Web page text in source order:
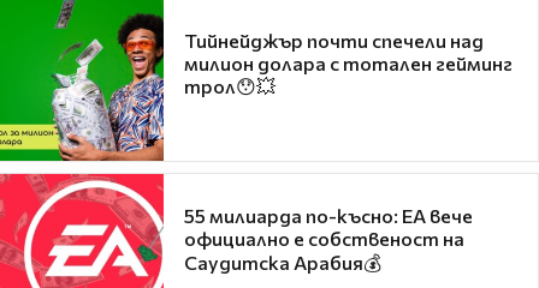
Тийнейджър почти спечели над
милион долара с тотален гейминг
трол😯💥
55 милиарда по-късно: EA вече
официално е собственост на
Саудитска Арабия💰